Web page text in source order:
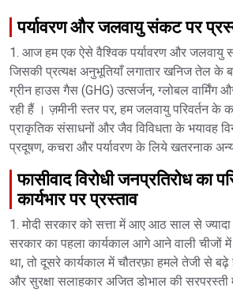
पर्यावरण और जलवायु संकट पर
1. आज हम एक ऐसे वैश्विक पर्यावरण और जलवायु
जिसकी प्रत्यक्ष अनुभूतियाँ लगातार खनिज तेल के
ग्रीन हाउस गैस (GHG) उत्सर्जन, ग्लोबल वार्मिंग
रही हैं । ज़मीनी स्तर पर, हम जलवायु परिवर्तन के
प्राकृतिक संसाधनों और जैव विविधता के भयावह
प्रदूषण, कचरा और पर्यावरण के लिये खतरनाक
फासीवाद विरोधी जनप्रतिरोध का
कार्यभार पर प्रस्ताव
1. मोदी सरकार को सत्ता में आए आठ साल से
सरकार का पहला कार्यकाल आगे आने वाली चीजों में
था, तो दूसरे कार्यकाल में चौतरफ़ा हमले तेजी से
और सुरक्षा सलाहकार अजित डोभाल की सरपरस्ती